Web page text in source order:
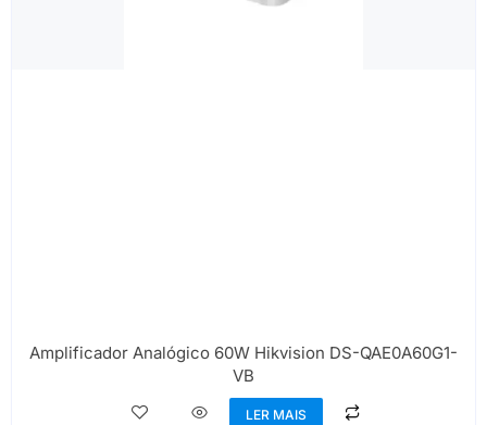
Amplificador Analógico 60W Hikvision DS-QAE0A60G1-
VB
LER MAIS